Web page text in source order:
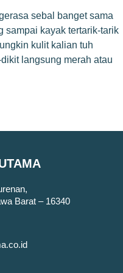
sebal banget sama
sampai kayak tertarik-tarik
kulit kalian tuh
langsung merah atau
Barat – 16340